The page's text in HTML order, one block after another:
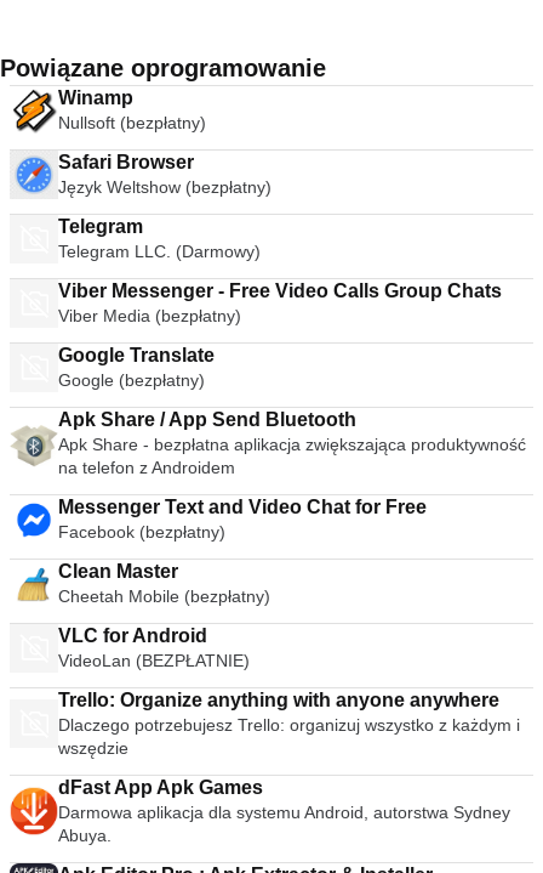
Powiązane oprogramowanie
Winamp
Nullsoft (bezpłatny)
Safari Browser
Język Weltshow (bezpłatny)
Telegram
Telegram LLC. (Darmowy)
Viber Messenger - Free Video Calls Group Chats
Viber Media (bezpłatny)
Google Translate
Google (bezpłatny)
Apk Share / App Send Bluetooth
Apk Share - bezpłatna aplikacja zwiększająca produktywność
na telefon z Androidem
Messenger Text and Video Chat for Free
Facebook (bezpłatny)
Clean Master
Cheetah Mobile (bezpłatny)
VLC for Android
VideoLan (BEZPŁATNIE)
Trello: Organize anything with anyone anywhere
Dlaczego potrzebujesz Trello: organizuj wszystko z każdym i
wszędzie
dFast App Apk Games
Darmowa aplikacja dla systemu Android, autorstwa Sydney
Abuya.